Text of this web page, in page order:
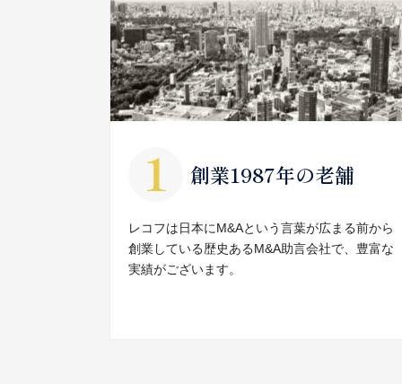
創業1987年の老舗
レコフは日本にM&Aという言葉が広まる前から
創業している歴史あるM&A助言会社で、豊富な
実績がございます。